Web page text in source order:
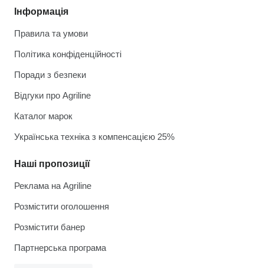
Інформація
Правила та умови
Політика конфіденційності
Поради з безпеки
Відгуки про Agriline
Каталог марок
Українська техніка з компенсацією 25%
Наші пропозиції
Реклама на Agriline
Розмістити оголошення
Розмістити банер
Партнерська програма